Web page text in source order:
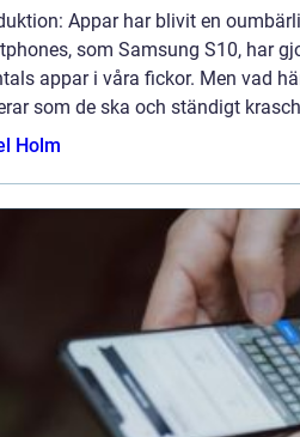
Appar har blivit en
som Samsung S10, har
appar i våra fickor. Men vad
som de ska och ständigt
Holm